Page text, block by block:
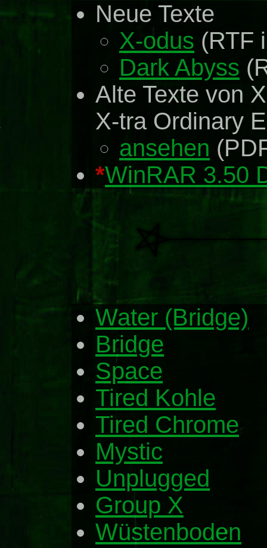
Neue Texte
X-odus (RTF
Dark Abyss
Alte Texte von
X-tra Ordinary
ansehen
*WinRAR 3.50
Water (Bridge)
Bridge
Space
Tired Kohle
Tired Chrome
Mystic
Unplugged
Group X
Wüstenboden